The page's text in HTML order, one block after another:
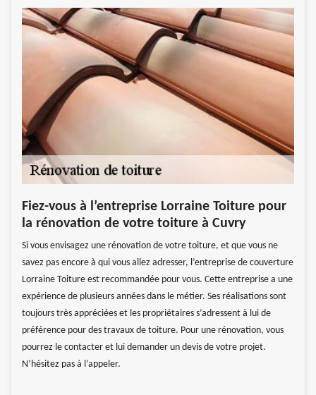
Fiez-vous à l’entreprise Lorraine Toiture pour
la rénovation de votre toiture à Cuvry
Si vous envisagez une rénovation de votre toiture, et que vous ne
savez pas encore à qui vous allez adresser, l’entreprise de couverture
Lorraine Toiture est recommandée pour vous. Cette entreprise a une
expérience de plusieurs années dans le métier. Ses réalisations sont
toujours très appréciées et les propriétaires s’adressent à lui de
préférence pour des travaux de toiture. Pour une rénovation, vous
pourrez le contacter et lui demander un devis de votre projet.
N’hésitez pas à l’appeler.